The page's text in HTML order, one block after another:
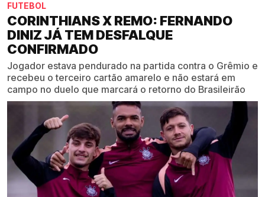
FUTEBOL
CORINTHIANS X REMO: FERNANDO
DINIZ JÁ TEM DESFALQUE
CONFIRMADO
Jogador estava pendurado na partida contra o Grêmio e
recebeu o terceiro cartão amarelo e não estará em
campo no duelo que marcará o retorno do Brasileirão